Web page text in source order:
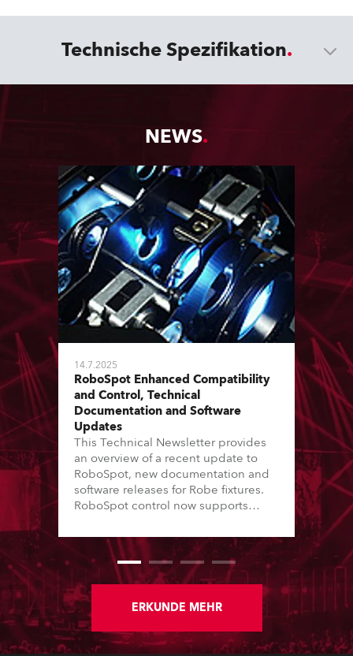
Technische Spezifikation
NEWS
14.7.2025
RoboSpot Enhanced Compatibility
and Control, Technical
Documentation and Software
Updates
This Technical Newsletter provides
an overview of a recent update to
RoboSpot, new documentation and
software releases for Robe fixtures.
RoboSpot control now supports
Colour channels, while various fixes
enhance reliability and workflow.
New Service Manuals, Technical
Bulletins and updated Spare Parts
Price Lists are available for
download. In addition, software
updates for lighting fixtures
introduce new features, performance
ERKUNDE MEHR